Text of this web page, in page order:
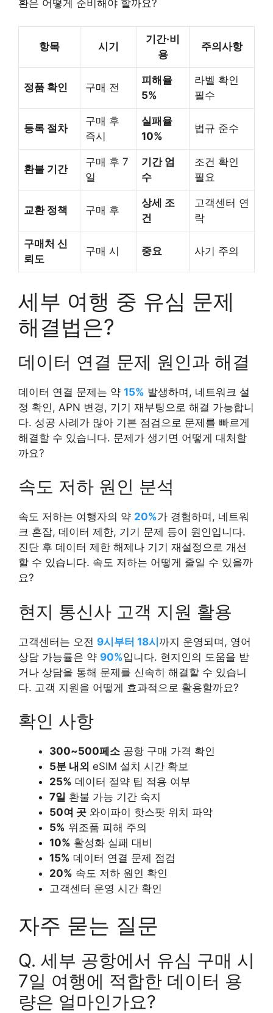
환은 어떻게 준비해야 할까요?
항목 시기
기간·비
용
주의사항
정품 확인 구매 전
피해율
5%
라벨 확인
필수
등록 절차
구매 후
즉시
실패율
10%
법규 준수
환불 기간
구매 후 7
일
기간 엄
수
조건 확인
필요
교환 정책 구매 후
상세 조
건
고객센터 연
락
구매처 신
뢰도
구매 시 중요 사기 주의
세부 여행 중 유심 문제
해결법은?
데이터 연결 문제 원인과 해결
데이터 연결 문제는 약 15% 발생하며, 네트워크 설
정 확인, APN 변경, 기기 재부팅으로 해결 가능합니
다. 성공 사례가 많아 기본 점검으로 문제를 빠르게
해결할 수 있습니다. 문제가 생기면 어떻게 대처할
까요?
속도 저하 원인 분석
속도 저하는 여행자의 약 20%가 경험하며, 네트워
크 혼잡, 데이터 제한, 기기 문제 등이 원인입니다.
진단 후 데이터 제한 해제나 기기 재설정으로 개선
할 수 있습니다. 속도 저하는 어떻게 줄일 수 있을까
요?
현지 통신사 고객 지원 활용
고객센터는 오전 9시부터 18시까지 운영되며, 영어
상담 가능률은 약 90%입니다. 현지인의 도움을 받
거나 상담을 통해 문제를 신속히 해결할 수 있습니
다. 고객 지원을 어떻게 효과적으로 활용할까요?
확인 사항
300~500페소 공항 구매 가격 확인
5분 내외 eSIM 설치 시간 확보
25% 데이터 절약 팁 적용 여부
7일 환불 가능 기간 숙지
50여 곳 와이파이 핫스팟 위치 파악
5% 위조품 피해 주의
10% 활성화 실패 대비
15% 데이터 연결 문제 점검
20% 속도 저하 원인 확인
고객센터 운영 시간 확인
자주 묻는 질문
Q. 세부 공항에서 유심 구매 시
7일 여행에 적합한 데이터 용
량은 얼마인가요?